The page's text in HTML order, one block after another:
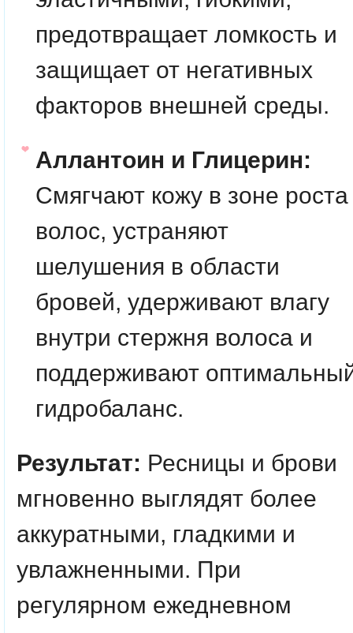
предотвращает ломкость и
защищает от негативных
факторов внешней среды.
Аллантоин и Глицерин:
Смягчают кожу в зоне роста
волос, устраняют
шелушения в области
бровей, удерживают влагу
внутри стержня волоса и
поддерживают
гидробаланс.
Результат: Ресницы и брови
мгновенно выглядят более
аккуратными, гладкими и
увлажненными. При
регулярном ежедневном